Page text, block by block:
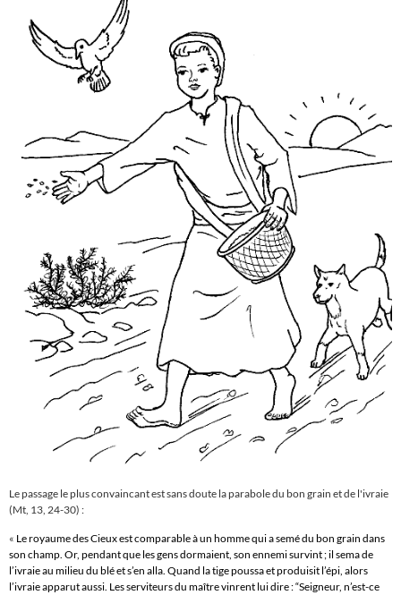
Le passage le plus convaincant est sans doute la parabole du bon grain et de l'ivraie
(Mt, 13, 24-30) :
« Le royaume des Cieux est comparable à un homme qui a semé du bon grain dans
son champ. Or, pendant que les gens dormaient, son ennemi survint ; il sema de
l’ivraie au milieu du blé et s’en alla. Quand la tige poussa et produisit l’épi, alors
l’ivraie apparut aussi. Les serviteurs du maître vinrent lui dire : “Seigneur, n’est-ce